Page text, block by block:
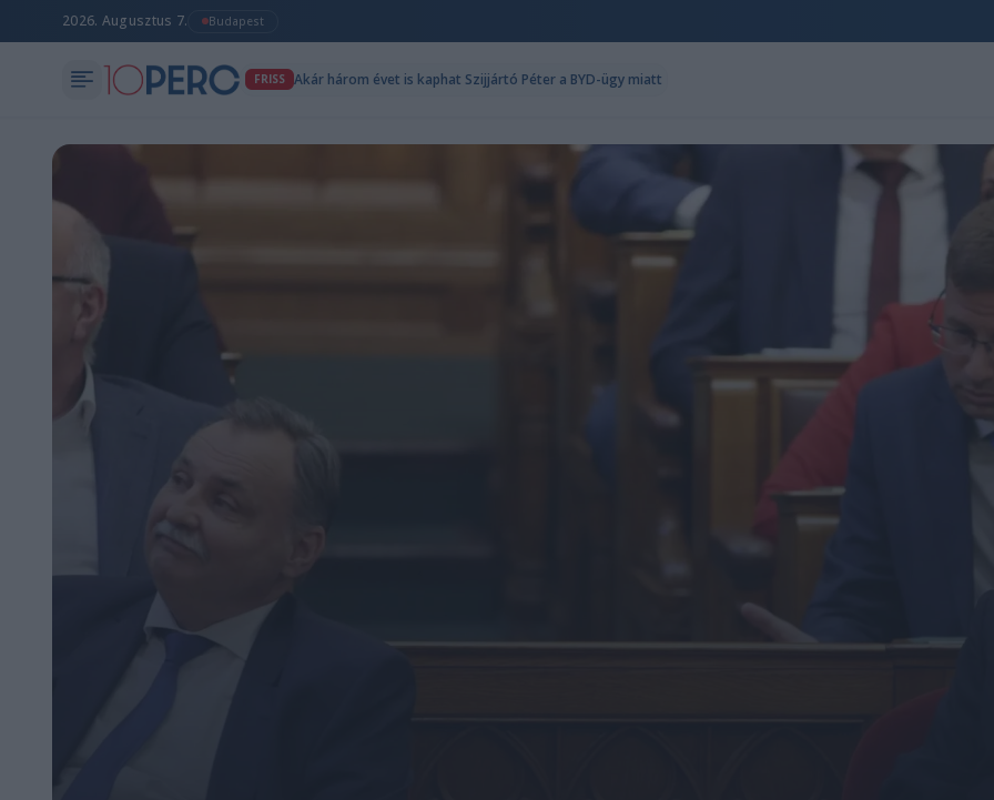
2026. Augusztus 7. Budapest
FRISS Akár három évet is kaphat Szijjártó Péter a BYD-ügy miatt